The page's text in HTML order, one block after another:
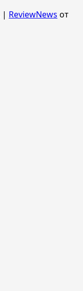
| ReviewNews от